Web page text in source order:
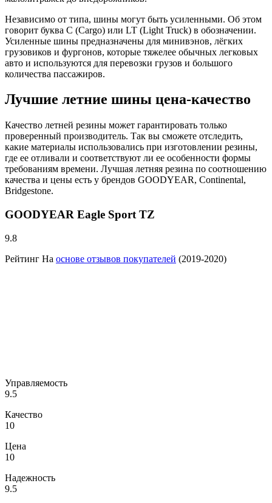
Независимо от типа, шины могут быть усиленными. Об этом
говорит буква C (Cargo) или LT (Light Truck) в обозначении.
Усиленные шины предназначены для минивэнов, лёгких
грузовиков и фургонов, которые тяжелее обычных легковых
авто и используются для перевозки грузов и большого
количества пассажиров.
Лучшие летние шины цена-качество
Качество летней резины может гарантировать только
проверенный производитель. Так вы сможете отследить,
какие материалы использовались при изготовлении резины,
где ее отливали и соответствуют ли ее особенности формы
требованиям времени. Лучшая летняя резина по соотношению
качества и цены есть у брендов GOODYEAR, Continental,
Bridgestone.
GOODYEAR Eagle Sport TZ
9.8
Рейтинг На основе отзывов покупателей (2019-2020)
Управляемость
9.5
Качество
10
Цена
10
Надежность
9.5